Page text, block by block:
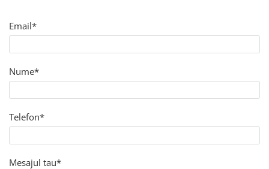
Email*
Nume*
Telefon*
Mesajul tau*